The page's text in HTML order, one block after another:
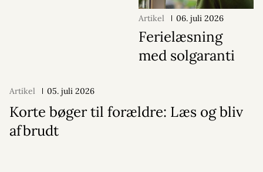
Artikel 06. juli 2026
Ferielæsning
med solgaranti
Artikel 05. juli 2026
Korte bøger til forældre: Læs og bliv
afbrudt